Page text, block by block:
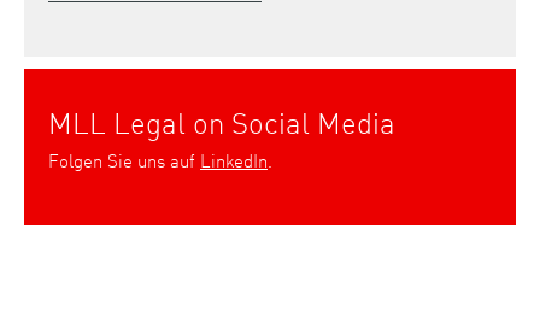
MLL Legal on Social Media
Folgen Sie uns auf LinkedIn.